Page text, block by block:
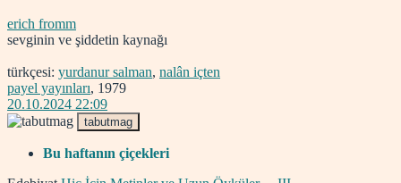
erich fromm
sevginin ve şiddetin kaynağı
türkçesi: yurdanur salman, nalân içten
payel yayınları, 1979
20.10.2024 22:09
tabutmag
Bu haftanın çiçekleri